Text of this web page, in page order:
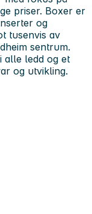
priser. Boxer er
og
tusenvis av
sentrum.
alle ledd og et
og utvikling.